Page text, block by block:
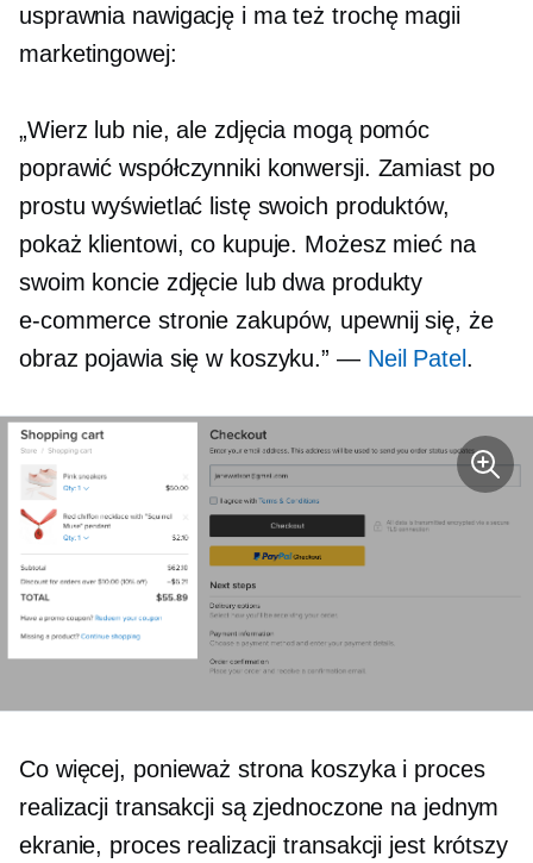
usprawnia nawigację i ma też trochę magii
marketingowej:
„Wierz lub nie, ale zdjęcia mogą pomóc
poprawić współczynniki konwersji. Zamiast po
prostu wyświetlać listę swoich produktów,
pokaż klientowi, co kupuje. Możesz mieć na
swoim koncie zdjęcie lub dwa produkty
e-commerce stronie zakupów, upewnij się, że
obraz pojawia się w koszyku.” — Neil Patel .
Co więcej, ponieważ strona koszyka i proces
realizacji transakcji są zjednoczone na jednym
ekranie, proces realizacji transakcji jest krótszy